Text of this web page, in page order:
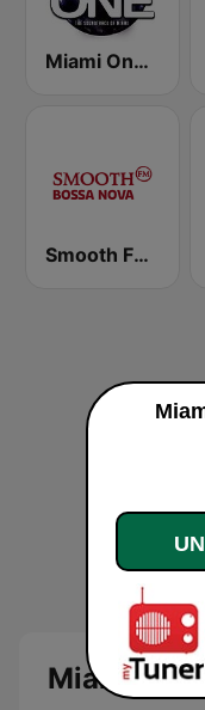
Miami One Radio
Smooth FM Bossa Nova
Miami